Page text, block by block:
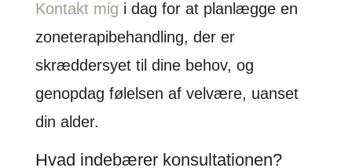
Kontakt mig i dag for at planlægge en
zoneterapibehandling, der er
skræddersyet til dine behov, og
genopdag følelsen af velvære, uanset
din alder.
Hvad indebærer konsultationen?